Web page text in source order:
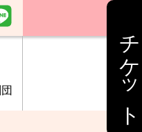
チケット購入